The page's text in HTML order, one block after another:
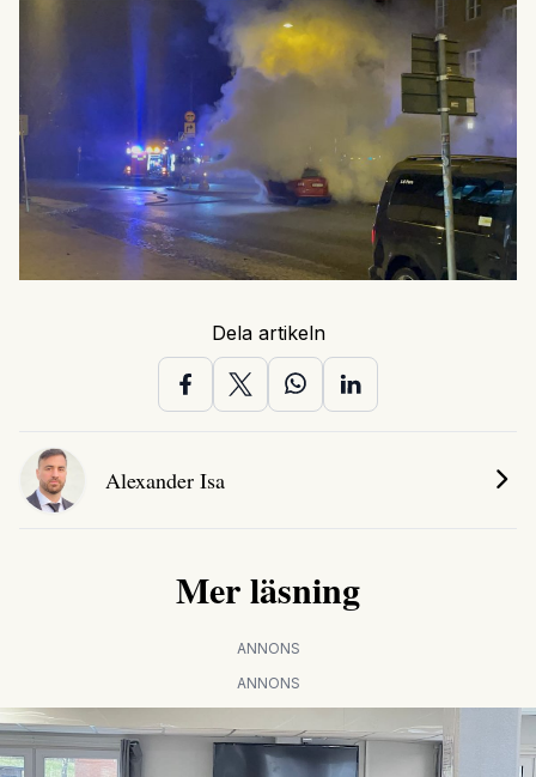
Dela artikeln
Alexander Isa
Mer läsning
ANNONS
ANNONS